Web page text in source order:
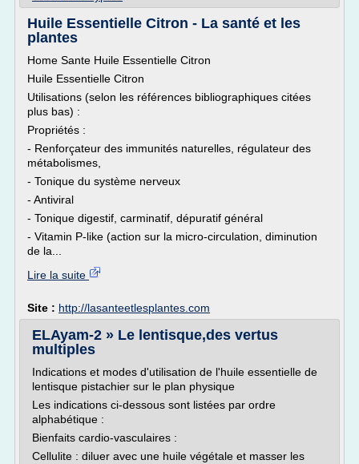
Huile Essentielle Citron - La santé et les
plantes
Home Sante Huile Essentielle Citron
Huile Essentielle Citron
Utilisations (selon les références bibliographiques citées
plus bas) :
Propriétés :
- Renforçateur des immunités naturelles, régulateur des
métabolismes,
- Tonique du système nerveux
- Antiviral
- Tonique digestif, carminatif, dépuratif général
- Vitamin P-like (action sur la micro-circulation, diminution
de la...
Lire la suite
Site : http://lasanteetlesplantes.com
ELAyam-2 » Le lentisque,des vertus
multiples
Indications et modes d'utilisation de l'huile essentielle de
lentisque pistachier sur le plan physique
Les indications ci-dessous sont listées par ordre
alphabétique :
Bienfaits cardio-vasculaires :
Cellulite : diluer avec une huile végétale et masser les